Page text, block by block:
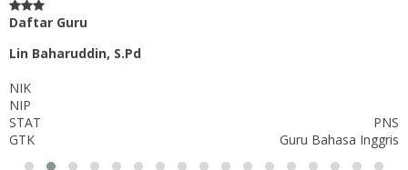
Daftar Guru
Lin Baharuddin, S.Pd
NIK
NIP
STAT
PNS
GTK
Guru Bahasa Inggris